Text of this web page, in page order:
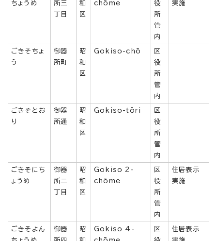
ちょうめ
所三
丁目
和
区
chōme
役
所
管
内
実施
ごきそちょ
う
御器
所町
昭
和
区
Gokiso-chō
区
役
所
管
内
ごきそとお
り
御器
所通
昭
和
区
Gokiso-tōri
区
役
所
管
内
ごきそにち
ょうめ
御器
所二
丁目
昭
和
区
Gokiso 2-
chōme
区
役
所
管
内
住居表示
実施
ごきそよん
御器
昭
Gokiso 4-
区
住居表示